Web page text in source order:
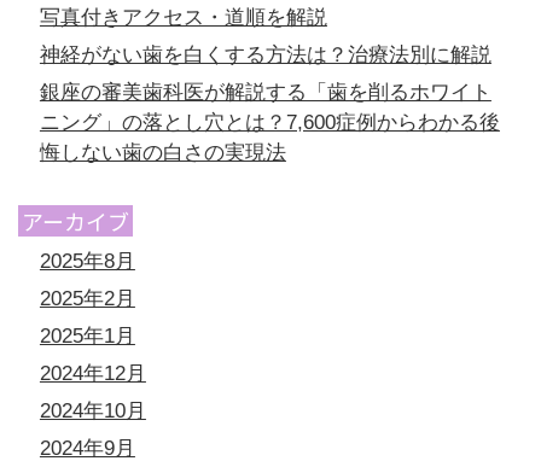
写真付きアクセス・道順を解説
神経がない歯を白くする方法は？治療法別に解説
銀座の審美歯科医が解説する「歯を削るホワイト
ニング」の落とし穴とは？7,600症例からわかる後
悔しない歯の白さの実現法
アーカイブ
2025年8月
2025年2月
2025年1月
2024年12月
2024年10月
2024年9月